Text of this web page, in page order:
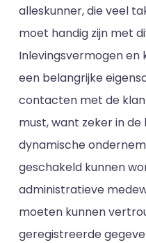
alleskunner, die veel
moet handig zijn met
Inlevingsvermogen en
een belangrijke
contacten met de
must, want zeker in
dynamische
geschakeld kunnen
administratieve
moeten kunnen
geregistreerde